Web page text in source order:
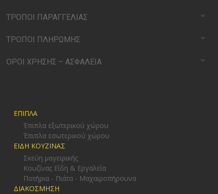
ΤΡΟΠΟΙ ΠΑΡΑΓΓΕΛΙΑΣ
ΤΡΟΠΟΙ ΠΛΗΡΩΜΗΣ
ΟΡΟΙ ΧΡΗΣΗΣ – ΑΣΦΑΛΕΙΑ
ΕΠΙΠΛΑ
Έπιπλα εξωτερικού χώρου
Έπιπλα εσωτερικού χώρου
ΕΙΔΗ ΚΟΥΖΙΝΑΣ
Σκεύη μαγειρικής
Κουζίνας Είδη & Εργαλεία
Ποτήρια - Πιάτα - Μαχαιροπήρουνα
ΔΙΑΚΟΣΜΗΣΗ